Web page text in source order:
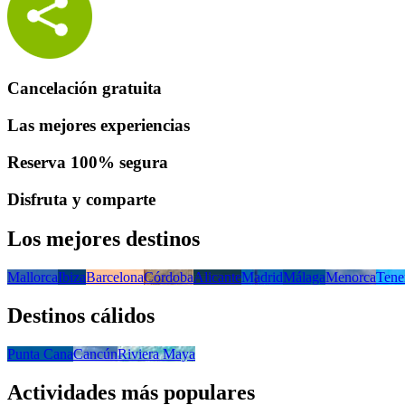
Cancelación gratuita
Las mejores experiencias
Reserva 100% segura
Disfruta y comparte
Los mejores destinos
MallorcaIbizaBarcelonaCórdobaAlicanteMadridMálagaMenorca
Destinos cálidos
Punta CanaCancúnRiviera Maya
Actividades más populares